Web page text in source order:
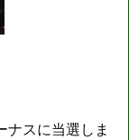
ナスに当選しま